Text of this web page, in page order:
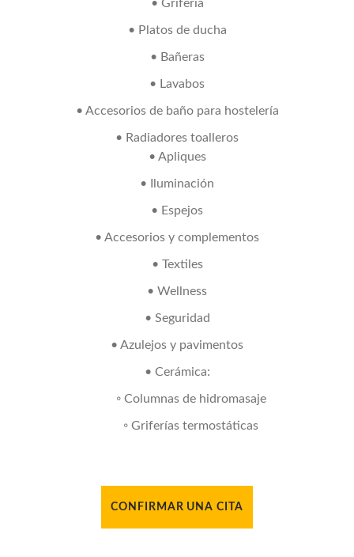
• Grifería
• Platos de ducha
• Bañeras
• Lavabos
• Accesorios de baño para hostelería
• Radiadores toalleros
• Apliques
• Iluminación
• Espejos
• Accesorios y complementos
• Textiles
• Wellness
• Seguridad
• Azulejos y pavimentos
• Cerámica:
◦ Columnas de hidromasaje
◦ Griferías termostáticas
CONFIRMAR UNA CITA